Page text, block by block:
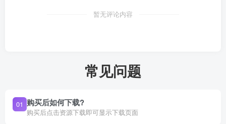
暂无评论内容
常见问题
01 购买后如何下载?
购买后点击资源下载即可显示下载页面